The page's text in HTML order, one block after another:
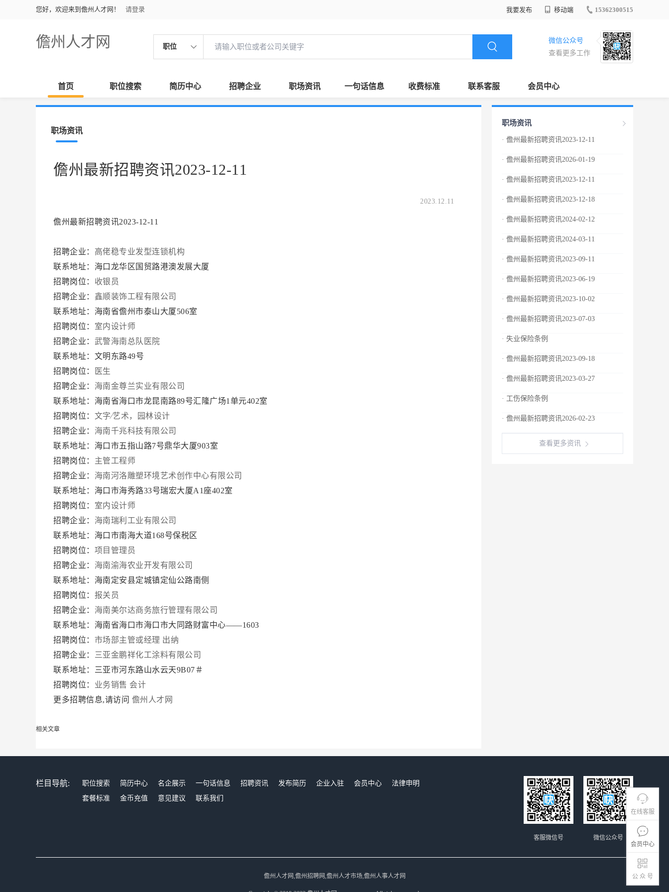
您好，欢迎来到儋州人才网！ 请登录 我要发布 移动端 15362300515
儋州人才网 职位
微信公众号
查看更多工作
首页 职位搜索 简历中心 招聘企业 职场资讯 一句话信息 收费标准 联系客服 会员中心
在线客服
会员中心
公 众 号
职场资讯
儋州最新招聘资讯2023-12-11
2023.12.11
儋州最新招聘资讯2023-12-11
招聘企业： 高佬稳专业发型连锁机构
联系地址：海口龙华区国贸路港澳发展大厦
招聘岗位： 收银员
招聘企业： 鑫顺装饰工程有限公司
联系地址：海南省儋州市泰山大厦506室
招聘岗位： 室内设计师
招聘企业： 武警海南总队医院
联系地址：文明东路49号
招聘岗位：
医生
招聘企业： 海南金尊兰实业有限公司
联系地址：海南省海口市龙昆南路89号汇隆广场1单元402室
招聘岗位： 文字∕艺术，园林设计
招聘企业： 海南千兆科技有限公司
联系地址：海口市五指山路7号鼎华大厦903室
招聘岗位： 主管工程师
招聘企业： 海南河洛雕塑环境艺术创作中心有限公司
联系地址：海口市海秀路33号瑞宏大厦A1座402室
招聘岗位： 室内设计师
招聘企业： 海南瑞利工业有限公司
联系地址：海口市南海大道168号保税区
招聘岗位： 项目管理员
招聘企业： 海南渝海农业开发有限公司
联系地址：海南定安县定城镇定仙公路南侧
招聘岗位： 报关员
招聘企业： 海南美尔达商务旅行管理有限公司
联系地址：海南省海口市海口市大同路财富中心——1603
招聘岗位： 市场部主管或经理 出纳
招聘企业：
三亚金鹏祥化工涂料有限公司
联系地址：三亚市河东路山水云天9B07＃
招聘岗位： 业务销售 会计
更多招聘信息,请访问 儋州人才网
相关文章
职场资讯
· 儋州最新招聘资讯2023-12-11
· 儋州最新招聘资讯2026-01-19
· 儋州最新招聘资讯2023-12-11
· 儋州最新招聘资讯2023-12-18
· 儋州最新招聘资讯2024-02-12
· 儋州最新招聘资讯2024-03-11
· 儋州最新招聘资讯2023-09-11
· 儋州最新招聘资讯2023-06-19
· 儋州最新招聘资讯2023-10-02
· 儋州最新招聘资讯2023-07-03
· 失业保险条例
· 儋州最新招聘资讯2023-09-18
· 儋州最新招聘资讯2023-03-27
· 工伤保险条例
· 儋州最新招聘资讯2026-02-23
查看更多资讯
栏目导航: 职位搜索 简历中心 名企展示 一句话信息 招聘资讯 发布简历 企业入驻 会员中心
法律申明
套餐标准
金币充值 意见建议 联系我们
微信公众号
客服微信号
儋州人才网,儋州招聘网,儋州人才市场,儋州人事人才网